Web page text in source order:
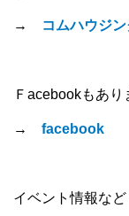
→ コムハウジ
Ｆacebookもあり
→ facebook
イベント情報など